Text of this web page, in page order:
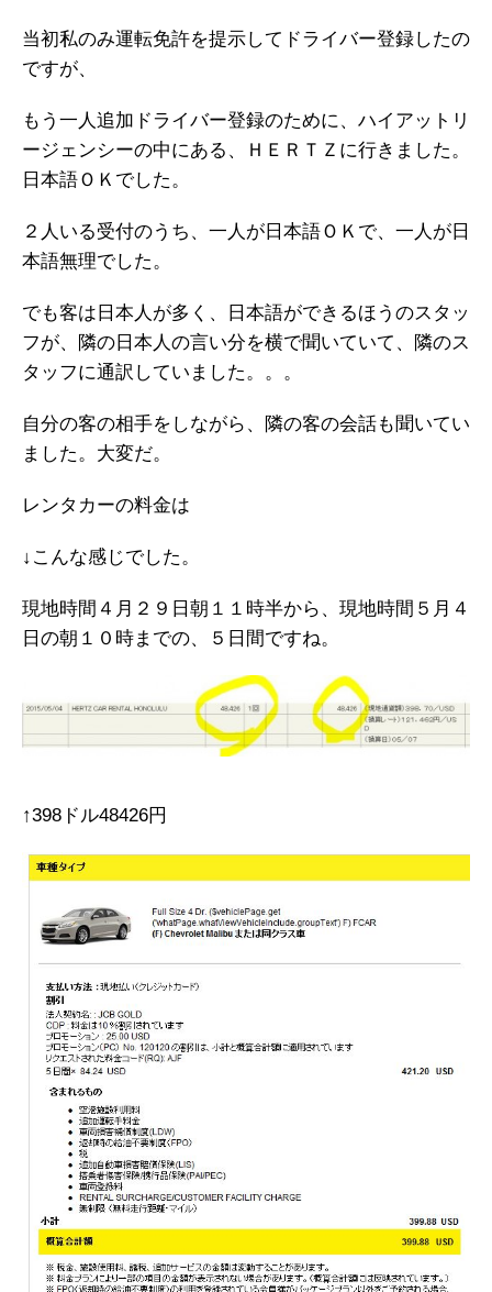
当初私のみ運転免許を提示してドライバー登録したの
ですが、
もう一人追加ドライバー登録のために、ハイアットリ
ージェンシーの中にある、ＨＥＲＴＺに行きました。
日本語ＯＫでした。
２人いる受付のうち、一人が日本語ＯＫで、一人が日
本語無理でした。
でも客は日本人が多く、日本語ができるほうのスタッ
フが、隣の日本人の言い分を横で聞いていて、隣のス
タッフに通訳していました。。。
自分の客の相手をしながら、隣の客の会話も聞いてい
ました。大変だ。
レンタカーの料金は
↓こんな感じでした。
現地時間４月２９日朝１１時半から、現地時間５月４
日の朝１０時までの、５日間ですね。
↑398ドル48426円